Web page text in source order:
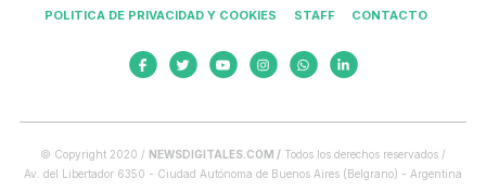
POLITICA DE PRIVACIDAD Y COOKIES STAFF CONTACTO
© Copyright 2020 / NEWSDIGITALES.COM / Todos los derechos reservados /
Av. del Libertador 6350 - Ciudad Autónoma de Buenos Aires (Belgrano) - Argentina